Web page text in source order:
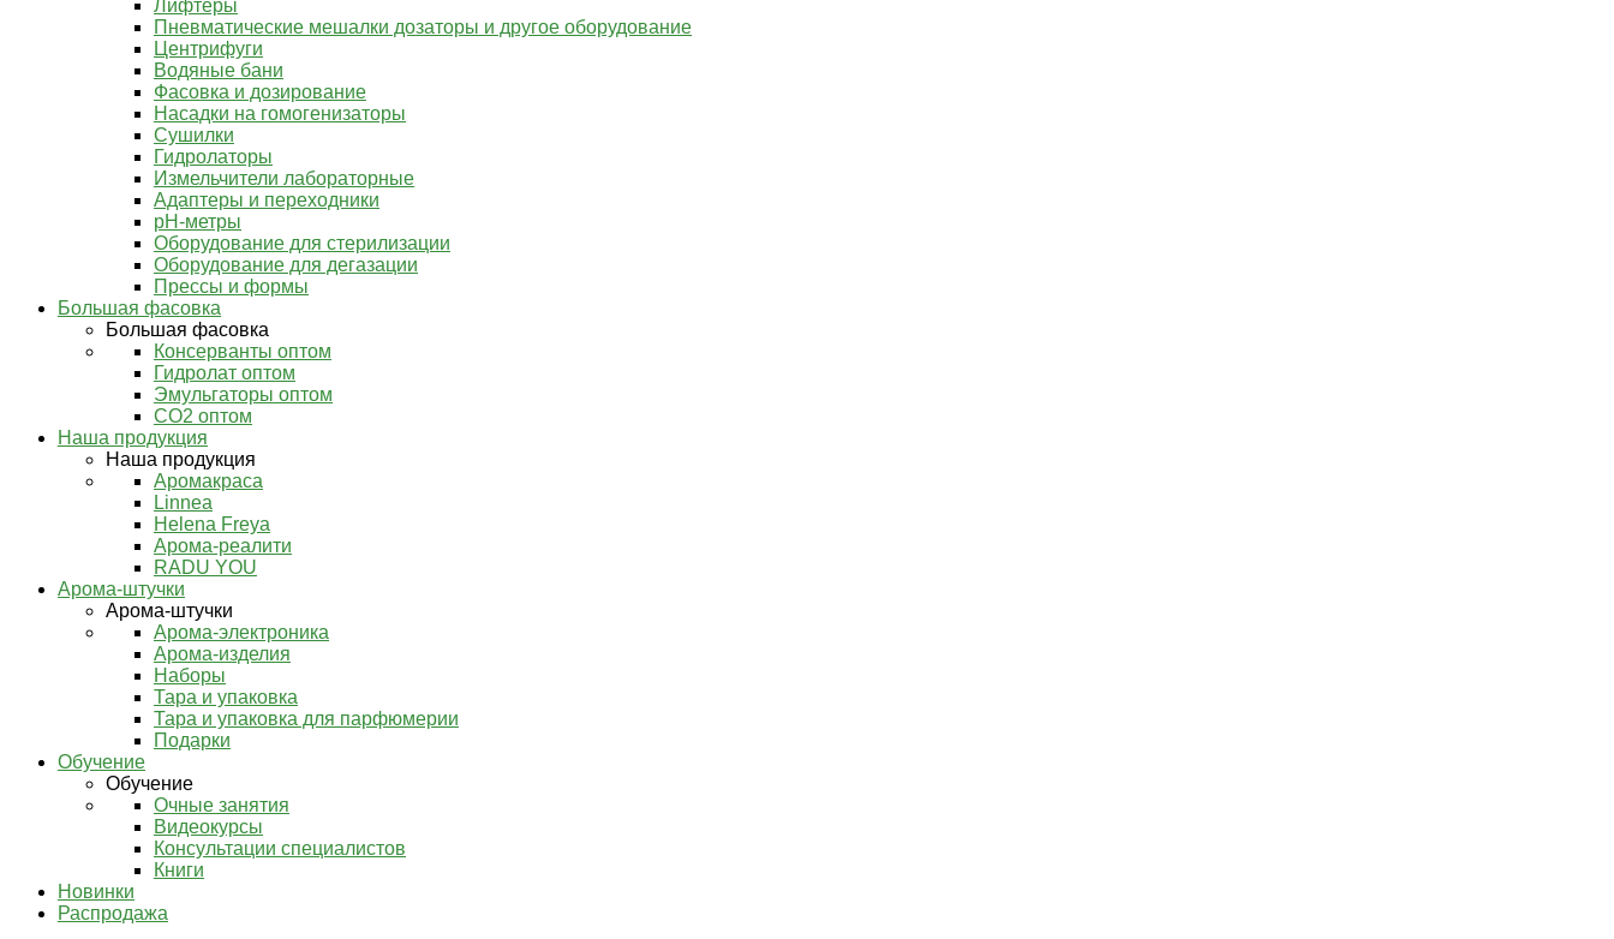
Лифтеры
Пневматические мешалки дозаторы и другое оборудование
Центрифуги
Водяные бани
Фасовка и дозирование
Насадки на гомогенизаторы
Сушилки
Гидролаторы
Измельчители лабораторные
Адаптеры и переходники
pH-метры
Оборудование для стерилизации
Оборудование для дегазации
Прессы и формы
Большая фасовка
Большая фасовка
Консерванты оптом
Гидролат оптом
Эмульгаторы оптом
СО2 оптом
Наша продукция
Наша продукция
Аромакраса
Linnea
Helena Freya
Арома-реалити
RADU YOU
Арома-штучки
Арома-штучки
Арома-электроника
Арома-изделия
Наборы
Тара и упаковка
Тара и упаковка для парфюмерии
Подарки
Обучение
Обучение
Очные занятия
Видеокурсы
Консультации специалистов
Книги
Новинки
Распродажа